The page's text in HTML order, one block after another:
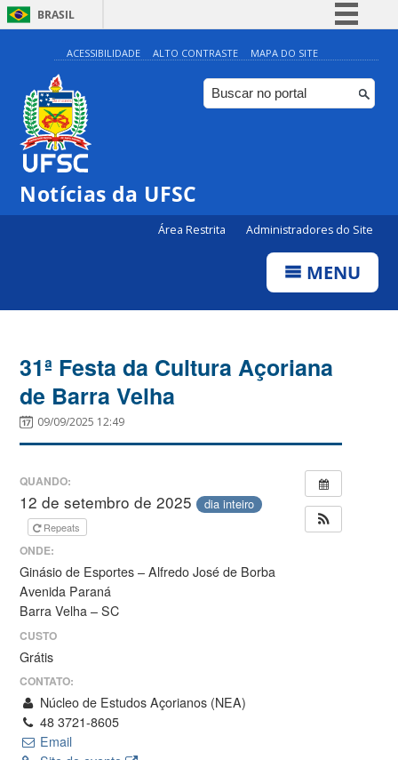
BRASIL
Simplifique!
Comunica BR
Participe
ACESSIBILIDADE ALTO CONTRASTE MAPA DO SITE
Notícias da UFSC
Área Restrita Administradores do Site
MENU
31ª Festa da Cultura Açoriana
de Barra Velha
09/09/2025 12:49
QUANDO:
12 de setembro de 2025 dia inteiro
Repeats
ONDE:
Ginásio de Esportes – Alfredo José de Borba
Avenida Paraná
Barra Velha – SC
CUSTO
Grátis
CONTATO:
Núcleo de Estudos Açorianos (NEA)
48 3721-8605
Email